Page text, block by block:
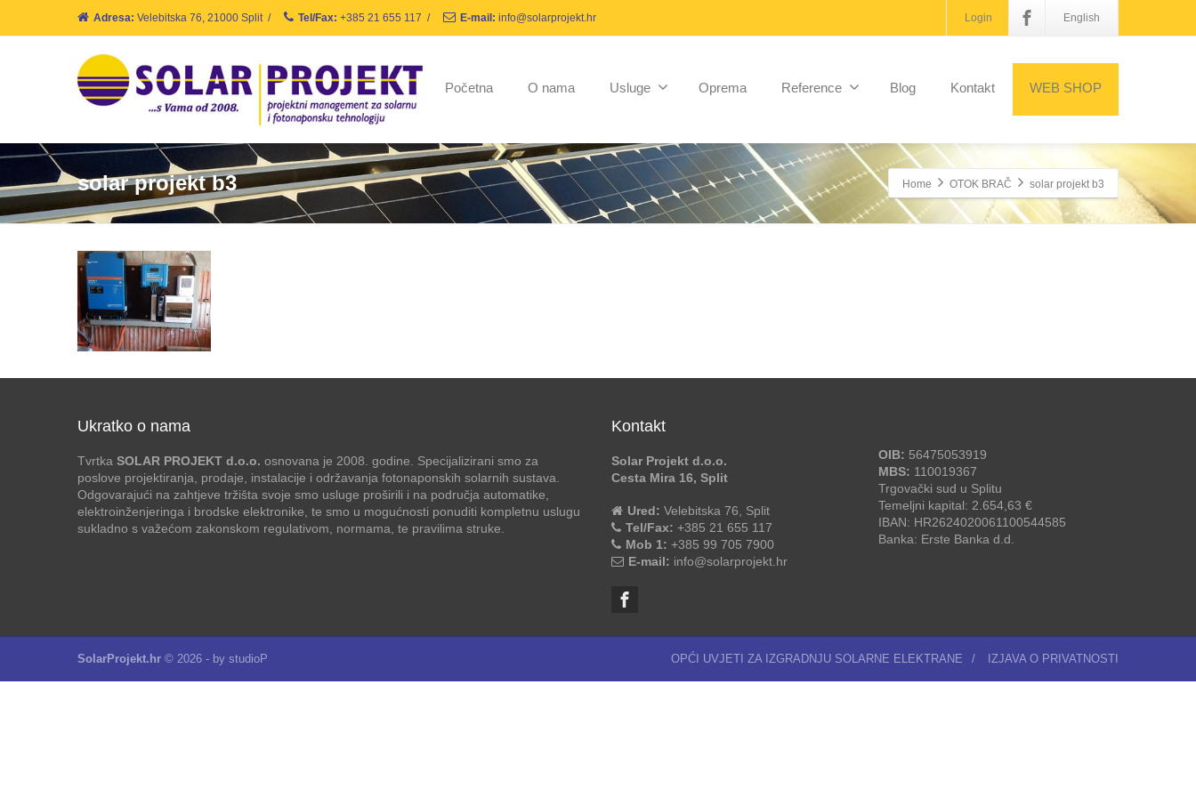
Adresa: Velebitska 76, 21000 Split / Tel/Fax: +385 21 655 117 / E-mail: info@solarprojekt.hr Login English
Početna O nama Usluge Oprema Reference Blog Kontakt WEB SHOP
solar projekt b3 Home OTOK BRAČ solar projekt b3
Ukratko o nama
Tvrtka SOLAR PROJEKT d.o.o. osnovana je 2008. godine. Specijalizirani smo za
poslove projektiranja, prodaje, instalacije i održavanja fotonaponskih solarnih sustava.
Odgovarajući na zahtjeve tržišta svoje smo usluge proširili i na područja automatike,
elektroinženjeringa i brodske elektronike, te smo u mogućnosti ponuditi kompletnu uslugu
sukladno s važećom zakonskom regulativom, normama, te pravilima struke.
Kontakt
Solar Projekt d.o.o.
Cesta Mira 16, Split
Ured: Velebitska 76, Split
Tel/Fax: +385 21 655 117
Mob 1: +385 99 705 7900
E-mail: info@solarprojekt.hr
OIB: 56475053919
MBS: 110019367
Trgovački sud u Splitu
Temeljni kapital: 2.654,63 €
IBAN: HR2624020061100544585
Banka: Erste Banka d.d.
SolarProjekt.hr © 2026 - by studioP OPĆI UVJETI ZA IZGRADNJU SOLARNE ELEKTRANE / IZJAVA O PRIVATNOSTI